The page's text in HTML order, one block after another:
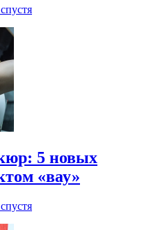
5 новых
«вау»